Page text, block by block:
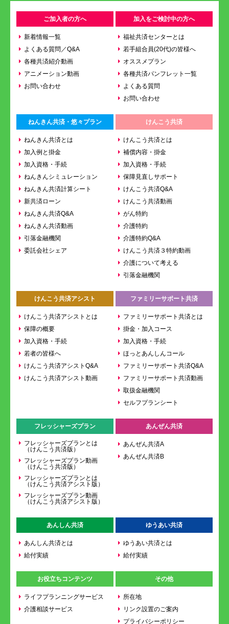
ご加入者の方へ
新着情報一覧
よくある質問／Q&A
各種共済紹介動画
アニメーション動画
お問い合わせ
加入をご検討中の方へ
福祉共済センターとは
若手組合員(20代)の皆様へ
オススメプラン
各種共済パンフレット一覧
よくある質問
お問い合わせ
ねんきん共済・悠々プラン
ねんきん共済とは
加入例と掛金
加入資格・手続
ねんきんシミュレーション
ねんきん共済計算シート
新共済ローン
ねんきん共済Q&A
ねんきん共済動画
引落金融機関
委託会社シェア
けんこう共済
けんこう共済とは
補償内容・掛金
加入資格・手続
保障見直しサポート
けんこう共済Q&A
けんこう共済動画
がん特約
介護特約
介護特約Q&A
けんこう共済３特約動画
介護について考える
引落金融機関
けんこう共済アシスト
けんこう共済アシストとは
保障の概要
加入資格・手続
若者の皆様へ
けんこう共済アシストQ&A
けんこう共済アシスト動画
ファミリーサポート共済
ファミリーサポート共済とは
掛金・加入コース
加入資格・手続
ほっとあんしんコール
ファミリーサポート共済Q&A
ファミリーサポート共済動画
取扱金融機関
セルフプランシート
フレッシャーズプラン
フレッシャーズプランとは
（けんこう共済版）
フレッシャーズプラン動画
（けんこう共済版）
フレッシャーズプランとは
（けんこう共済アシスト版）
フレッシャーズプラン動画
（けんこう共済アシスト版）
あんぜん共済
あんぜん共済A
あんぜん共済B
あんしん共済
あんしん共済とは
給付実績
ゆうあい共済
ゆうあい共済とは
給付実績
お役立ちコンテンツ
ライフプランニングサービス
介護相談サービス
その他
所在地
リンク設置のご案内
プライバシーポリシー